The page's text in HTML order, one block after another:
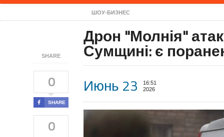
ШОУ-БИЗНЕС
SHARE
0
SHARE
0
Дрон "Молнія"
Сумщині: є
Июнь 23
16:51
2026